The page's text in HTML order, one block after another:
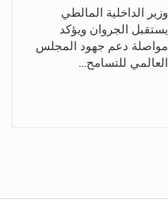
وزير الداخلية المالطي
يستقبل الجروان ويؤكد
مواصلة دعم جهود المجلس
العالمي للتسامح…